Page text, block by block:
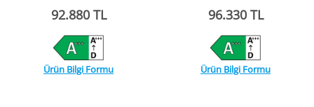
92.880 TL
Ürün Bilgi Formu
96.330 TL
Ürün Bilgi Formu